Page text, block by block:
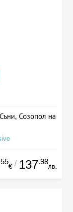
Созопол на
€ / 137.98
лв.